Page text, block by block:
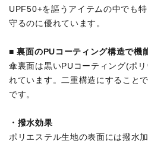
UPF50+を謳うアイテムの中でも
守るのに優れています。
■ 裏面のPUコーティング構造で機
傘裏面は黒いPUコーティング(ポ
れています。二重構造にすること
です。
・撥水効果
ポリエステル生地の表面には撥水